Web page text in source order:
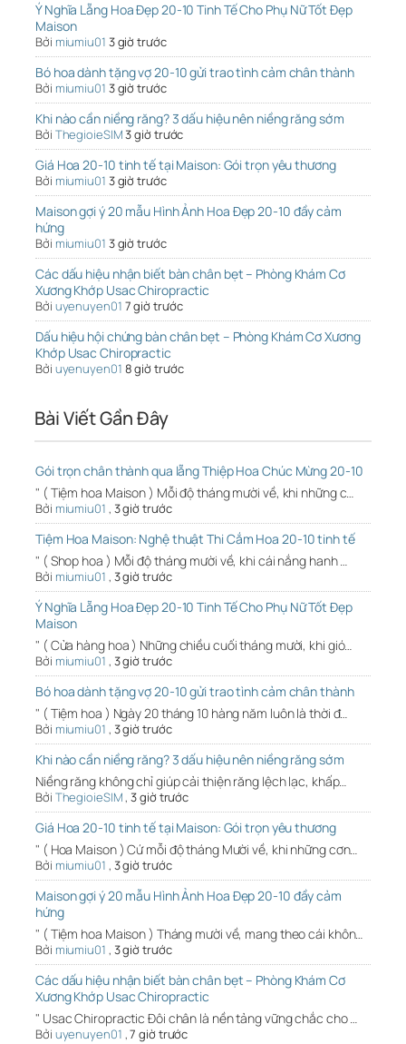
Ý Nghĩa Lẵng Hoa Đẹp 20-10 Tinh Tế Cho Phụ Nữ Tốt Đẹp
Maison
Bởi miumiu01 3 giờ trước
Bó hoa dành tặng vợ 20-10 gửi trao tình cảm chân thành
Bởi miumiu01 3 giờ trước
Khi nào cần niềng răng? 3 dấu hiệu nên niềng răng sớm
Bởi ThegioieSIM3 giờ trước
Giá Hoa 20-10 tinh tế tại Maison: Gói trọn yêu thương
Bởi miumiu01 3 giờ trước
Maison gợi ý 20 mẫu Hình Ảnh Hoa Đẹp 20-10 đầy cảm
hứng
Bởi miumiu01 3 giờ trước
Các dấu hiệu nhận biết bàn chân bẹt – Phòng Khám Cơ
Xương Khớp Usac Chiropractic
Bởi uyenuyen01 7 giờ trước
Dấu hiệu hội chứng bàn chân bẹt – Phòng Khám Cơ Xương
Khớp Usac Chiropractic
Bởi uyenuyen01 8 giờ trước
Bài Viết Gần Đây
Gói trọn chân thành qua lẵng Thiệp Hoa Chúc Mừng 20-10
" ( Tiệm hoa Maison ) Mỗi độ tháng mười về, khi những c…
Bởi miumiu01 , 3 giờ trước
Tiệm Hoa Maison: Nghệ thuật Thi Cắm Hoa 20-10 tinh tế
" ( Shop hoa ) Mỗi độ tháng mười về, khi cái nắng hanh …
Bởi miumiu01 , 3 giờ trước
Ý Nghĩa Lẵng Hoa Đẹp 20-10 Tinh Tế Cho Phụ Nữ Tốt Đẹp
Maison
" ( Cửa hàng hoa ) Những chiều cuối tháng mười, khi gió…
Bởi miumiu01 , 3 giờ trước
Bó hoa dành tặng vợ 20-10 gửi trao tình cảm chân thành
" ( Tiệm hoa ) Ngày 20 tháng 10 hàng năm luôn là thời đ…
Bởi miumiu01 , 3 giờ trước
Khi nào cần niềng răng? 3 dấu hiệu nên niềng răng sớm
Niềng răng không chỉ giúp cải thiện răng lệch lạc, khấp…
Bởi ThegioieSIM,3 giờ trước
Giá Hoa 20-10 tinh tế tại Maison: Gói trọn yêu thương
" ( Hoa Maison ) Cứ mỗi độ tháng Mười về, khi những cơn…
Bởi miumiu01 , 3 giờ trước
Maison gợi ý 20 mẫu Hình Ảnh Hoa Đẹp 20-10 đầy cảm
hứng
" ( Tiệm hoa Maison ) Tháng mười về, mang theo cái khôn…
Bởi miumiu01 , 3 giờ trước
Các dấu hiệu nhận biết bàn chân bẹt – Phòng Khám Cơ
Xương Khớp Usac Chiropractic
" Usac Chiropractic Đôi chân là nền tảng vững chắc cho …
Bởi uyenuyen01 ,7 giờ trước